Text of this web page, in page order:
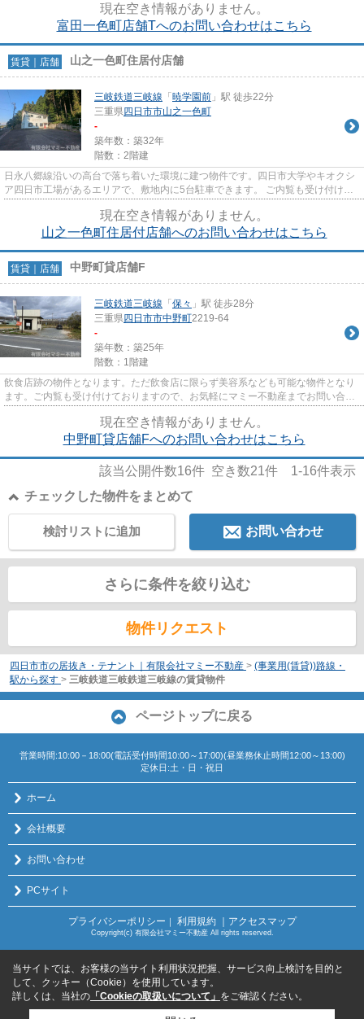
現在空き情報がありません。
富田一色町店舗Tへのお問い合わせはこちら
賃貸｜店舗 山之一色町住居付店舗
三岐鉄道三岐線 「 暁学園前 」駅 徒歩22分
三重県四日市市山之一色町
-
築年数：築32年
階数：2階建
日永八郷線沿いの高台で落ち着いた環境に建つ物件です。四日市大学やキオクシ
ア四日市工場があるエリアで、敷地内に5台駐車できます。 ご内覧も受け付けて
現在空き情報がありません。
山之一色町住居付店舗へのお問い合わせはこちら
賃貸｜店舗 中野町貸店舗F
三岐鉄道三岐線 「 保々 」駅 徒歩28分
三重県四日市市中野町2219-64
-
築年数：築25年
階数：1階建
飲食店跡の物件となります。ただ飲食店に限らず美容系なども可能な物件となり
ます。ご内覧も受け付けておりますので、お気軽にマミー不動産までお問い合わ
現在空き情報がありません。
中野町貸店舗Fへのお問い合わせはこちら
該当公開件数16件 空き数21件 1-16件表示
チェックした物件をまとめて
お問い合わせ
検討リストに追加
さらに条件を絞り込む
物件リクエスト
四日市市の居抜き・テナント｜有限会社マミー不動産 > (事業用(賃貸))路線・
駅から探す > 三岐鉄道三岐鉄道三岐線の賃貸物件
ページトップに戻る
営業時間:10:00－18:00(電話受付時間10:00～17:00)(昼業務休止時間12:00～13:00)
定休日:土・日・祝日
ホーム
会社概要
お問い合わせ
PCサイト
プライバシーポリシー ｜ 利用規約 ｜アクセスマップ
Copyright(c) 有限会社マミー不動産 All rights reserved.
当サイトでは、お客様の当サイト利用状況把握、サービス向上検討を目的と
して、クッキー（Cookie）を使用しています。
詳しくは、当社の 「Cookieの取扱いについて」 をご確認ください。